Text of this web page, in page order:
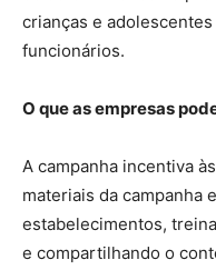
crianças e
funcionários.
O que as empresas
A campanha incentiva
materiais da campanha
estabelecimentos,
e compartilhando o